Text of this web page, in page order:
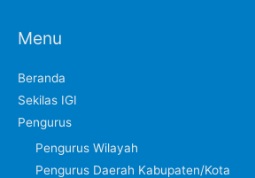
Menu
Beranda
Sekilas IGI
Pengurus
Pengurus Wilayah
Pengurus Daerah Kabupaten/Kota